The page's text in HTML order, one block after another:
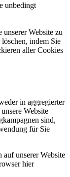
unbedingt
unserer Website zu
indem Sie
aller Cookies
in aggregierter
Website
sind,
für Sie
auf unserer Website
hier